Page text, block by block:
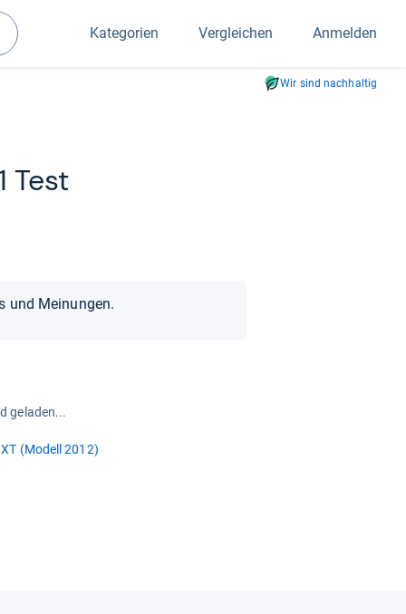
Kategorien Vergleichen Anmelden
Wir sind nachhaltig
Test
und Meinungen.
geladen...
(Modell 2012)